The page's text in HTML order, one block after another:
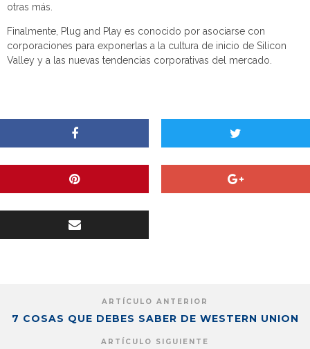
otras más.
Finalmente, Plug and Play es conocido por asociarse con
corporaciones para exponerlas a la cultura de inicio de Silicon
Valley y a las nuevas tendencias corporativas del mercado.
ARTÍCULO ANTERIOR
7 COSAS QUE DEBES SABER DE WESTERN UNION
ARTÍCULO SIGUIENTE